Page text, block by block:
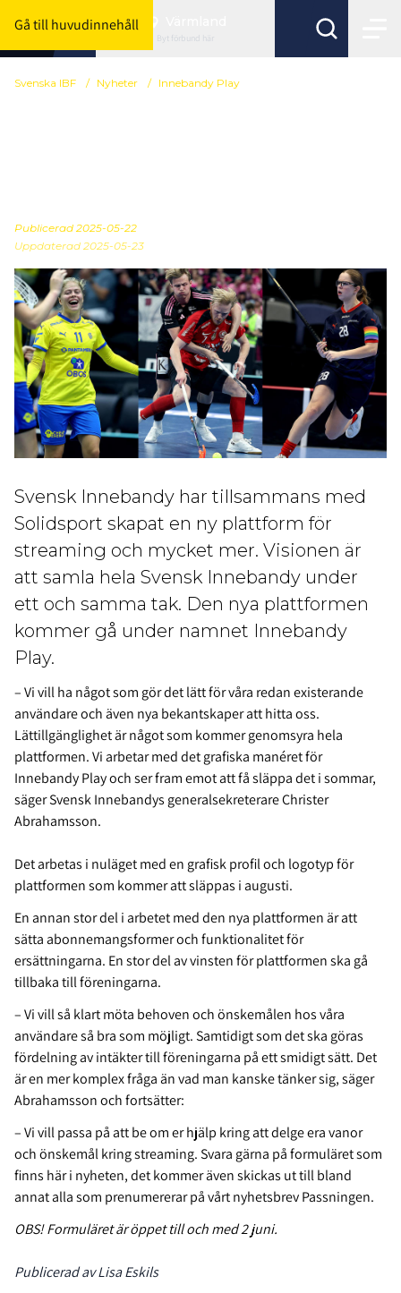
Gå till huvudinnehåll
Byt förbund här
Svenska IBF / Nyheter / Innebandy Play
Publicerad 2025-05-22
Uppdaterad 2025-05-23
Svensk Innebandy har tillsammans med
Solidsport skapat en ny plattform för
streaming och mycket mer. Visionen är
att samla hela Svensk Innebandy under
ett och samma tak. Den nya plattformen
kommer gå under namnet Innebandy
Play.
– Vi vill ha något som gör det lätt för våra redan existerande
användare och även nya bekantskaper att hitta oss.
Lättillgänglighet är något som kommer genomsyra hela
plattformen. Vi arbetar med det grafiska manéret för
Innebandy Play och ser fram emot att få släppa det i sommar,
säger Svensk Innebandys generalsekreterare Christer
Abrahamsson.
Det arbetas i nuläget med en grafisk profil och logotyp för
plattformen som kommer att släppas i augusti.
En annan stor del i arbetet med den nya plattformen är att
sätta abonnemangsformer och funktionalitet för
ersättningarna. En stor del av vinsten för plattformen ska gå
tillbaka till föreningarna.
– Vi vill så klart möta behoven och önskemålen hos våra
användare så bra som möjligt. Samtidigt som det ska göras
fördelning av intäkter till föreningarna på ett smidigt sätt. Det
är en mer komplex fråga än vad man kanske tänker sig, säger
Abrahamsson och fortsätter:
– Vi vill passa på att be om er hjälp kring att delge era vanor
och önskemål kring streaming. Svara gärna på formuläret som
finns här i nyheten, det kommer även skickas ut till bland
annat alla som prenumererar på vårt nyhetsbrev Passningen.
OBS! Formuläret är öppet till och med 2 juni.
Publicerad av Lisa Eskils